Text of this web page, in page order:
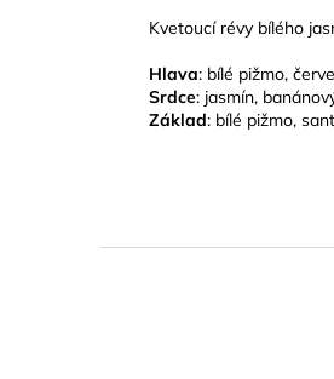
Kvetoucí révy bílého
Hlava: bílé pižmo,
Srdce: jasmín,
Základ: bílé pižmo,